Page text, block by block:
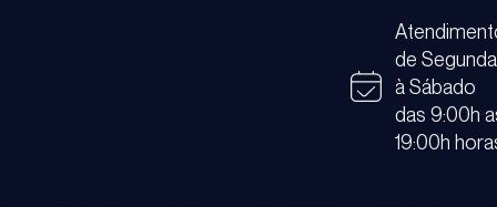
de Segunda
à Sábado
das 9:00h
19:00h